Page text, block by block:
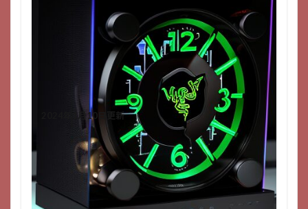
2024年1月10日更新